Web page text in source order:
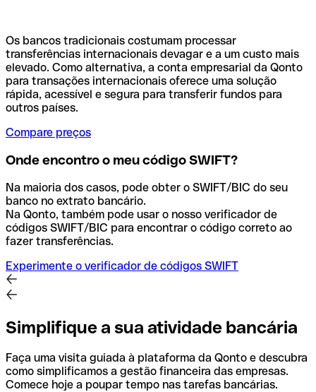
Os bancos tradicionais costumam processar
transferências internacionais devagar e a um custo mais
elevado. Como alternativa, a conta empresarial da Qonto
para transações internacionais oferece uma solução
rápida, acessível e segura para transferir fundos para
outros países.
Compare preços
Onde encontro o meu código SWIFT?
Na maioria dos casos, pode obter o SWIFT/BIC do seu
banco no extrato bancário.
Na Qonto, também pode usar o nosso verificador de
códigos SWIFT/BIC para encontrar o código correto ao
fazer transferências.
Experimente o verificador de códigos SWIFT
Simplifique a sua atividade bancária
Faça uma visita guiada à plataforma da Qonto e descubra
como simplificamos a gestão financeira das empresas.
Comece hoje a poupar tempo nas tarefas bancárias.